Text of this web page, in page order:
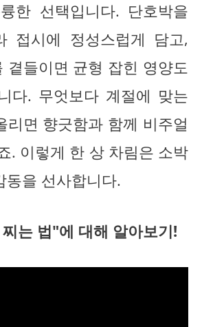
한 선택입니다. 단호박을
접시에 정성스럽게 담고,
곁들이면 균형 잡힌 영양도
다. 무엇보다 계절에 맞는
리면 향긋함과 함께 비주얼
. 이렇게 한 상 차림은 소박
동을 선사합니다.
는 법"에 대해 알아보기!